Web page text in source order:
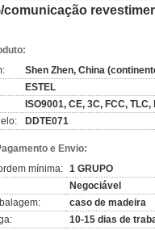
Shen Zhen, China
ESTEL
ISO9001, CE, 3C, FCC, TLC,
DDTE071
e Envio:
mínima: 1 GRUPO
Negociável
caso de madeira
10-15 dias de